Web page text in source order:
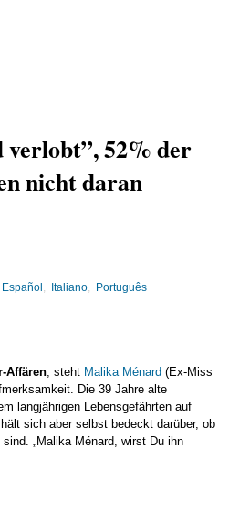
52% der
nicht daran
Español Italiano Português
Affären, steht Malika Ménard (Ex-Miss
Die 39 Jahre alte
langjährigen Lebensgefährten auf
sich aber selbst bedeckt darüber, ob
„Malika Ménard, wirst Du ihn